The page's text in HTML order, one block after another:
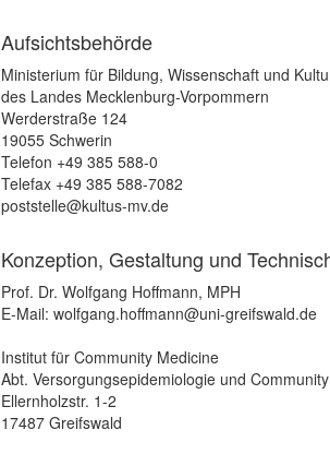
Aufsichtsbehörde
Ministerium für Bildung, Wissenschaft und
des Landes Mecklenburg-Vorpommern
Werderstraße 124
19055 Schwerin
Telefon +49 385 588-0
Telefax +49 385 588-7082
poststelle@kultus-mv.de
Konzeption, Gestaltung und
Prof. Dr. Wolfgang Hoffmann, MPH
E-Mail: wolfgang.hoffmann@uni-greifswald.de
Institut für Community Medicine
Abt. Versorgungsepidemiologie und
Ellernholzstr. 1-2
17487 Greifswald